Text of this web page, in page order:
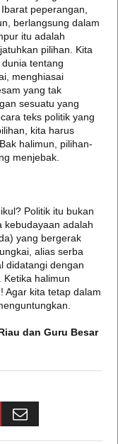
peperangan,
berlangsung dalam
itu adalah
pilihan. Kita
tentang
menghiasai
yang tak
sesuatu yang
teks politik yang
kita harus
halimun, pilihan-
menjebak.
Politik itu bukan
kebudayaan adalah
yang bergerak
alias serba
didatangi dengan
Ketika halimun
Agar kita tetap dalam
dan Guru Besar